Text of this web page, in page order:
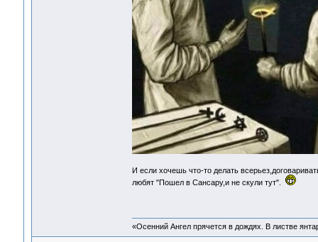
И если хочешь что-то делать
любят "Пошел в Сансару,и не скули тут".
«Осенний Ангел прячется в дождях. В листве